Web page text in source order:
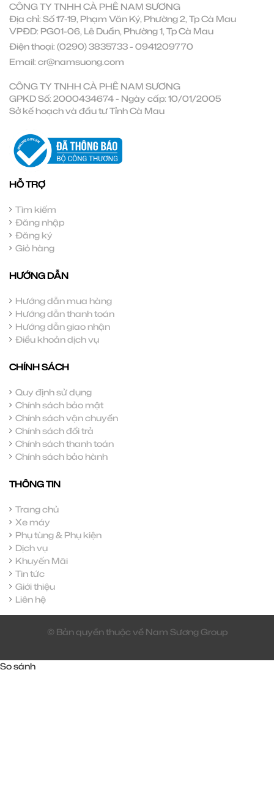
CÔNG TY TNHH CÀ PHÊ NAM SƯƠNG
Địa chỉ: Số 17-19, Phạm Văn Ký, Phường 2, Tp Cà Mau
VPĐD: PG01-06, Lê Duẩn, Phường 1, Tp Cà Mau
Điện thoại: (0290) 3835733- 0941209770
Email: cr@namsuong.com
CÔNG TY TNHH CÀ PHÊ NAM SƯƠNG
GPKD Số: 2000434674 - Ngày cấp: 10/01/2005
Sở kế hoạch và đầu tư Tỉnh Cà Mau
HỖ TRỢ
Tìm kiếm
Đăng nhập
Đăng ký
Giỏ hàng
HƯỚNG DẪN
Hướng dẫn mua hàng
Hướng dẫn thanh toán
Hướng dẫn giao nhận
Điều khoản dịch vụ
CHÍNH SÁCH
Quy định sử dụng
Chính sách bảo mật
Chính sách vận chuyển
Chính sách đổi trả
Chính sách thanh toán
Chính sách bảo hành
THÔNG TIN
Trang chủ
Xe máy
Phụ tùng & Phụ kiện
Dịch vụ
Khuyến Mãi
Tin tức
Giới thiệu
Liên hệ
© Bản quyền thuộc về Nam Sương Group
So sánh